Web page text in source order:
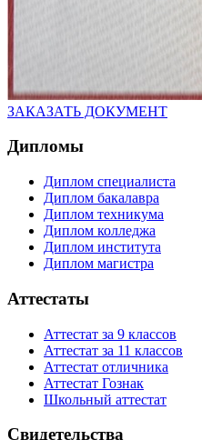
ЗАКАЗАТЬ ДОКУМЕНТ
Дипломы
Диплом специалиста
Диплом бакалавра
Диплом техникума
Диплом колледжа
Диплом института
Диплом магистра
Аттестаты
Аттестат за 9 классов
Аттестат за 11 классов
Аттестат отличника
Аттестат Гознак
Школьный аттестат
Свидетельства